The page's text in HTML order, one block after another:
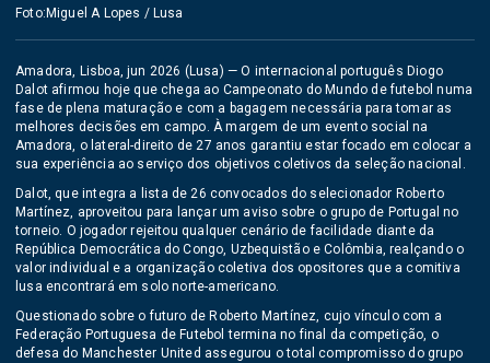
Foto:Miguel A Lopes / Lusa
Amadora, Lisboa, jun 2026 (Lusa) — O internacional português Diogo
Dalot afirmou hoje que chega ao Campeonato do Mundo de futebol numa
fase de plena maturação e com a bagagem necessária para tomar as
melhores decisões em campo. À margem de um evento social na
Amadora, o lateral-direito de 27 anos garantiu estar focado em colocar a
sua experiência ao serviço dos objetivos coletivos da seleção nacional.
Dalot, que integra a lista de 26 convocados do selecionador Roberto
Martínez, aproveitou para lançar um aviso sobre o grupo de Portugal no
torneio. O jogador rejeitou qualquer cenário de facilidade diante da
República Democrática do Congo, Uzbequistão e Colômbia, realçando o
valor individual e a organização coletiva dos opositores que a comitiva
lusa encontrará em solo norte-americano.
Questionado sobre o futuro de Roberto Martínez, cujo vínculo com a
Federação Portuguesa de Futebol termina no final da competição, o
defesa do Manchester United assegurou o total compromisso do grupo